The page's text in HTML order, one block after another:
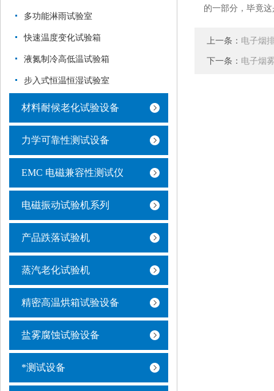
多功能淋雨试验室
快速温度变化试验箱
液氮制冷高低温试验箱
步入式恒温恒湿试验室
材料耐候老化试验设备
力学可靠性测试设备
EMC 电磁兼容性测试仪
电磁振动试验机系列
产品跌落试验机
蒸汽老化试验机
精密高温烘箱试验设备
盐雾腐蚀试验设备
*测试设备
的一部分，毕竟
上一条： 电子烟
下一条： 电子烟